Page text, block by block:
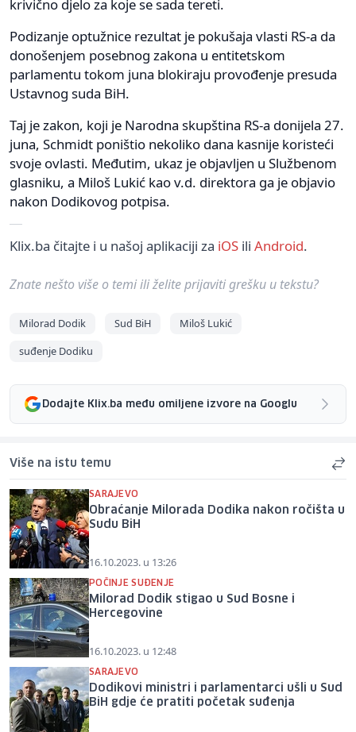
krivično djelo za koje se sada tereti.
Podizanje optužnice rezultat je pokušaja vlasti RS-a da
donošenjem posebnog zakona u entitetskom
parlamentu tokom juna blokiraju provođenje presuda
Ustavnog suda BiH.
Taj je zakon, koji je Narodna skupština RS-a donijela 27.
juna, Schmidt poništio nekoliko dana kasnije koristeći
svoje ovlasti. Međutim, ukaz je objavljen u Službenom
glasniku, a Miloš Lukić kao v.d. direktora ga je objavio
nakon Dodikovog potpisa.
Klix.ba čitajte i u našoj aplikaciji za iOS ili Android.
Znate nešto više o temi ili želite prijaviti grešku u tekstu?
Milorad Dodik Sud BiH
Miloš Lukić
suđenje Dodiku
Dodajte Klix.ba među omiljene izvore na Googlu
Više na istu temu
SARAJEVO
Obraćanje Milorada Dodika nakon ročišta u
Sudu BiH
16.10.2023. u 13:26
POČINJE SUĐENJE
Milorad Dodik stigao u Sud Bosne i
Hercegovine
16.10.2023. u 12:48
SARAJEVO
Dodikovi ministri i parlamentarci ušli u Sud
BiH gdje će pratiti početak suđenja